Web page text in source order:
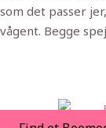
som det passer
vågent. Begge